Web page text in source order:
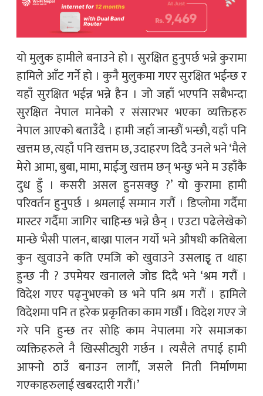
यो मुलुक हामीले बनाउने हो । सुरक्षित हुनुपर्छ भन्ने कुरामा
हामिले आँट गर्ने हो । कुनै मुलुकमा गएर सुरक्षित भईन्छ र
यहाँ सुरक्षित भईन्न भन्ने हैन । जो जहाँ भएपनि सबैभन्दा
सुरक्षित नेपाल मानेकोे र संसारभर भएका व्यक्तिहरु
नेपाल आएको बताउँदै । हामी जहाँ जान्छौं भन्छौ, यहाँ पनि
खत्तम छ, त्यहाँ पनि खत्तम छ, उदाहरण दिदै उनले भने ‘मैले
मेरो आमा, बुबा, मामा, माईजु खत्तम छन् भन्छु भने म उहाँकै
दुध हुँ । कसरी असल हुनसक्छु ?’ यो कुरामा हामी
परिवर्तन हुनुपर्छ । श्रमलाई सम्मान गरौं । डिप्लोमा गर्दैमा
मास्टर गर्दैमा जागिर चाहिन्छ भन्ने छैन् । एउटा पढेलेखेको
मान्छे भैसी पालन, बाख्रा पालन गर्यो भने औषधी कतिबेला
कुन खुवाउने कति एमजि को खुवाउने उसलाइृ त थाहा
हुन्छ नी ? उपमेयर खनालले जोड दिदै भने ‘श्रम गरौं ।
विदेश गएर पढ्नुभएको छ भने पनि श्रम गरौं । हामिले
विदेशमा पनि त हरेक प्रकृतिका काम गर्छौ । विदेश गएर जे
गरे पनि हुन्छ तर सोहि काम नेपालमा गरे समाजका
व्यक्तिहरुले नै खिस्सीट्युरी गर्छन । त्यसैले तपाई हामी
आफ्नो ठाउँ बनाउन लागौँ, जसले निती निर्माणमा
गएकाहरुलाई खबरदारी गरौं।’